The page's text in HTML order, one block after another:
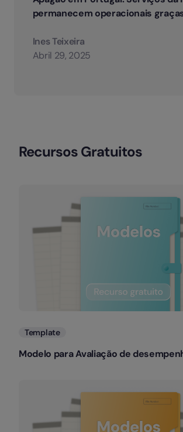
permanecem operacionais
Ines Teixeira
Abril 29, 2025
Recursos Gratuitos
Template
Modelo para Avaliação de